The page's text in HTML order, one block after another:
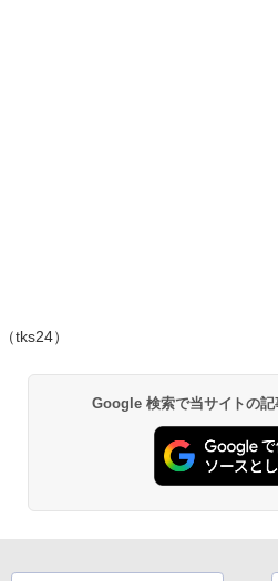
（tks24）
Google 検索で当サイトの